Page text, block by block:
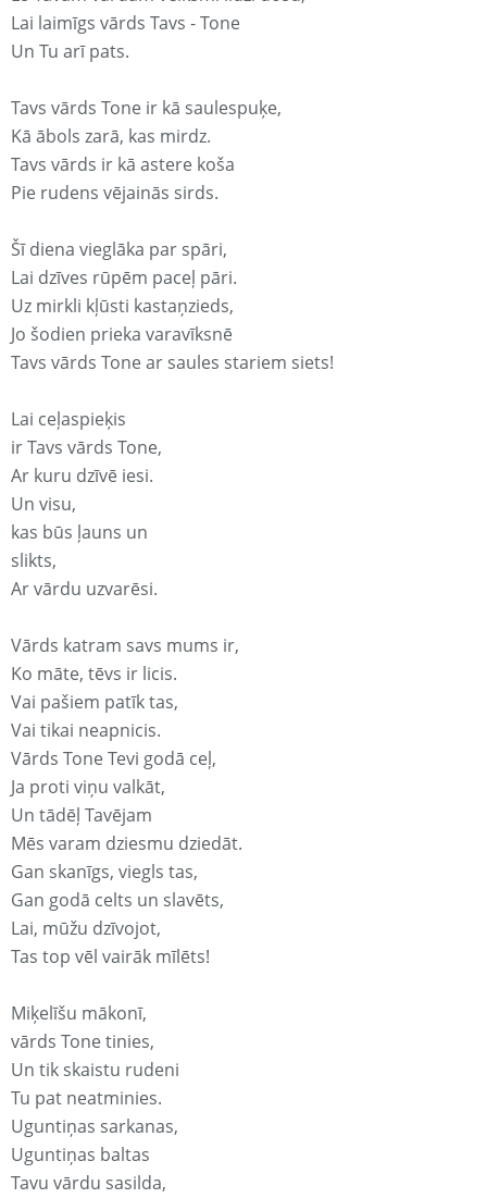
Lai laimīgs vārds Tavs - Tone
Un Tu arī pats.
Tavs vārds Tone ir kā saulespuķe,
Kā ābols zarā, kas mirdz.
Tavs vārds ir kā astere koša
Pie rudens vējainās sirds.
Šī diena vieglāka par spāri,
Lai dzīves rūpēm paceļ pāri.
Uz mirkli kļūsti kastaņzieds,
Jo šodien prieka varavīksnē
Tavs vārds Tone ar saules stariem siets!
Lai ceļaspieķis
ir Tavs vārds Tone,
Ar kuru dzīvē iesi.
Un visu,
kas būs ļauns un
slikts,
Ar vārdu uzvarēsi.
Vārds katram savs mums ir,
Ko māte, tēvs ir licis.
Vai pašiem patīk tas,
Vai tikai neapnicis.
Vārds Tone Tevi godā ceļ,
Ja proti viņu valkāt,
Un tādēļ Tavējam
Mēs varam dziesmu dziedāt.
Gan skanīgs, viegls tas,
Gan godā celts un slavēts,
Lai, mūžu dzīvojot,
Tas top vēl vairāk mīlēts!
Miķelīšu mākonī,
vārds Tone tinies,
Un tik skaistu rudeni
Tu pat neatminies.
Uguntiņas sarkanas,
Uguntiņas baltas
Tavu vārdu sasilda,